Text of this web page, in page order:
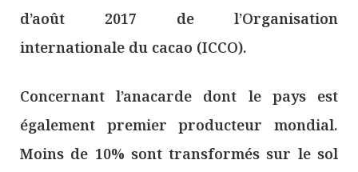
d’août 2017 de l’Organisation
internationale du cacao (ICCO).
Concernant l’anacarde dont le pays est
également premier producteur mondial.
Moins de 10% sont transformés sur le sol